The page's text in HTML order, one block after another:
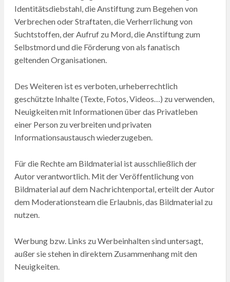
Identitätsdiebstahl, die Anstiftung zum Begehen von
Verbrechen oder Straftaten, die Verherrlichung von
Suchtstoffen, der Aufruf zu Mord, die Anstiftung zum
Selbstmord und die Förderung von als fanatisch
geltenden Organisationen.
Des Weiteren ist es verboten, urheberrechtlich
geschützte Inhalte (Texte, Fotos, Videos…) zu verwenden,
Neuigkeiten mit Informationen über das Privatleben
einer Person zu verbreiten und privaten
Informationsaustausch wiederzugeben.
Für die Rechte am Bildmaterial ist ausschließlich der
Autor verantwortlich. Mit der Veröffentlichung von
Bildmaterial auf dem Nachrichtenportal, erteilt der Autor
dem Moderationsteam die Erlaubnis, das Bildmaterial zu
nutzen.
Werbung bzw. Links zu Werbeinhalten sind untersagt,
außer sie stehen in direktem Zusammenhang mit den
Neuigkeiten.